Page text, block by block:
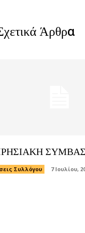
Άρθρα
Συλλόγου 7 Ιουλίου,